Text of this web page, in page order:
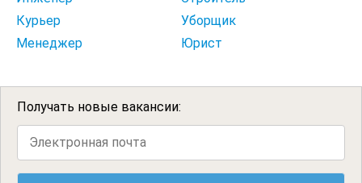
Курьер
Уборщик
Менеджер
Юрист
Получать новые вакансии: